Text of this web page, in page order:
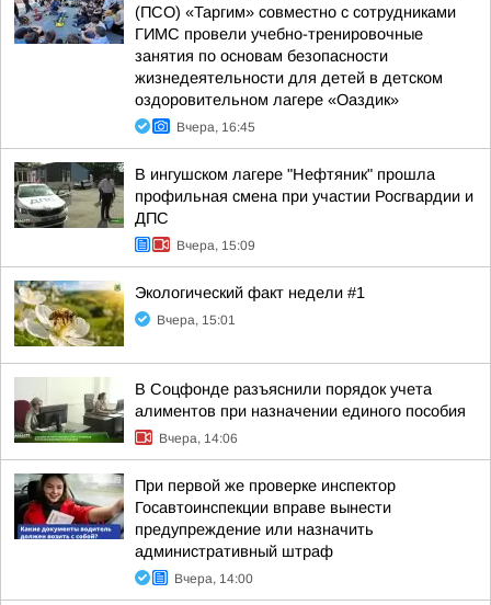
(ПСО) «Таргим» совместно с сотрудниками
ГИМС провели учебно-тренировочные
занятия по основам безопасности
жизнедеятельности для детей в детском
оздоровительном лагере «Оаздик»
Вчера, 16:45
В ингушском лагере "Нефтяник" прошла
профильная смена при участии Росгвардии и
ДПС
Вчера, 15:09
Экологический факт недели #1
Вчера, 15:01
В Соцфонде разъяснили порядок учета
алиментов при назначении единого пособия
Вчера, 14:06
При первой же проверке инспектор
Госавтоинспекции вправе вынести
предупреждение или назначить
административный штраф
Вчера, 14:00